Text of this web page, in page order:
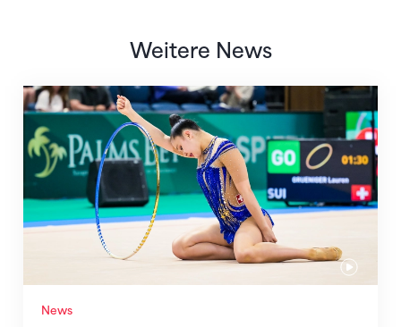
Weitere News
News
Nächster Halt: Weltmeisterschaft